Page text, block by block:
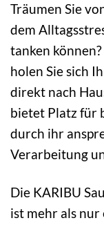
Träumen Sie
dem
tanken
holen Sie sich
direkt nach
bietet Platz für
durch ihr
Verarbeitung
Die KARIBU
ist mehr als nur